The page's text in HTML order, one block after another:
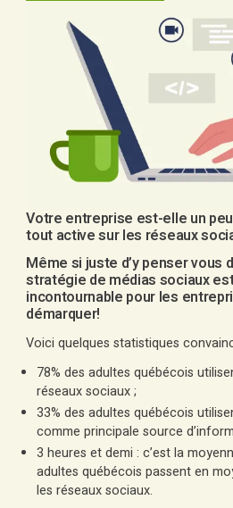
Votre entreprise est-elle un
tout active sur les réseaux
Même si juste d’y penser vous
stratégie de médias sociaux
incontournable pour les
démarquer!
Voici quelques statistiques
78% des adultes québécois
réseaux sociaux ;
33% des adultes québécois
comme principale source
3 heures et demi : c’est la
adultes québécois passent en
les réseaux sociaux.